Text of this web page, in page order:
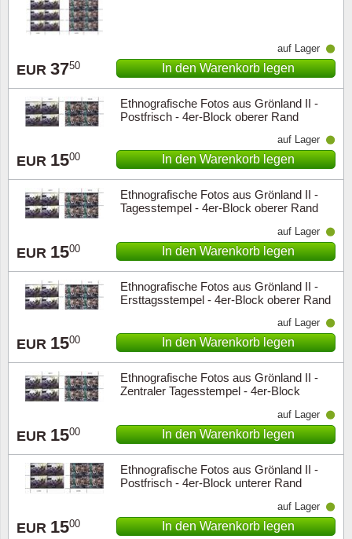
EUR 3750
auf Lager
In den Warenkorb legen
Ethnografische Fotos aus Grönland II -
Postfrisch - 4er-Block oberer Rand
EUR 1500
auf Lager
In den Warenkorb legen
Ethnografische Fotos aus Grönland II -
Tagesstempel - 4er-Block oberer Rand
EUR 1500
auf Lager
In den Warenkorb legen
Ethnografische Fotos aus Grönland II -
Ersttagsstempel - 4er-Block oberer Rand
EUR 1500
auf Lager
In den Warenkorb legen
Ethnografische Fotos aus Grönland II -
Zentraler Tagesstempel - 4er-Block
EUR 1500
auf Lager
In den Warenkorb legen
Ethnografische Fotos aus Grönland II -
Postfrisch - 4er-Block unterer Rand
EUR 1500
auf Lager
In den Warenkorb legen